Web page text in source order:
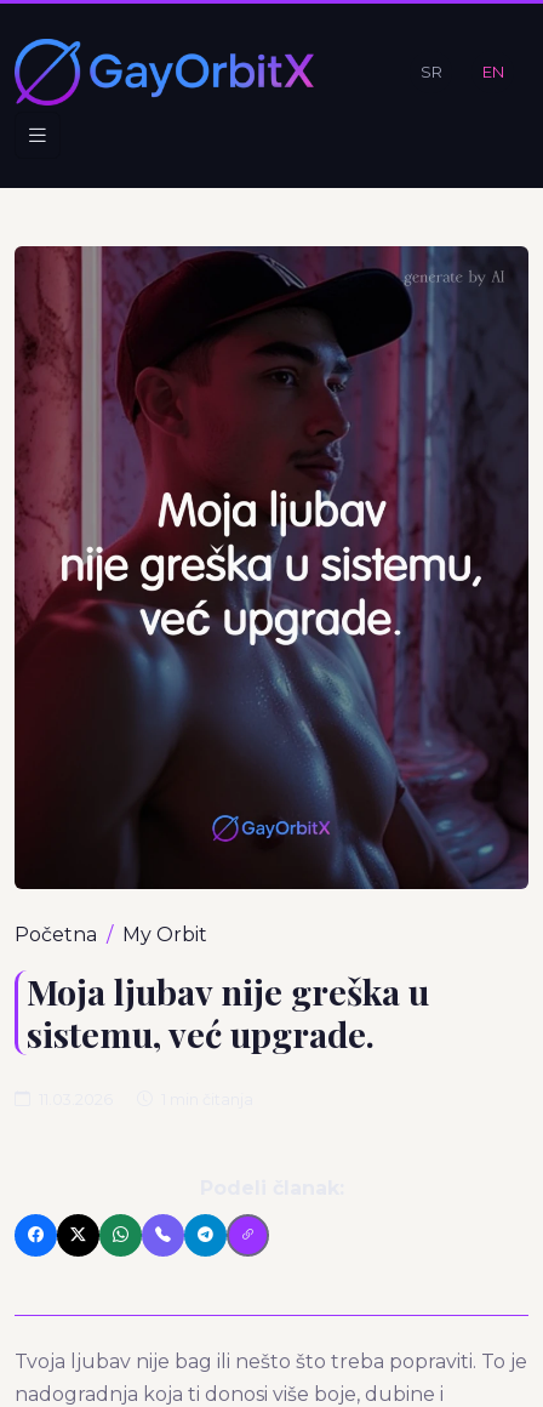
SR EN
Početna My Orbit
Moja ljubav nije greška u
sistemu, već upgrade.
Tvoja ljubav nije bag ili nešto što treba popraviti. To je
nadogradnja koja ti donosi više boje, dubine i